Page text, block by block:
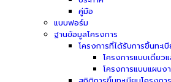
คู่มือ
แบบฟอร์ม
ฐานข้อมูลโครงการ
โครงการที่ได้รับการขึ้นทะเ
โครงการแบบเดี่ยว
โครงการแบบแผนง